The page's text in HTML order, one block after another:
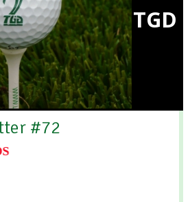
TGD
#72